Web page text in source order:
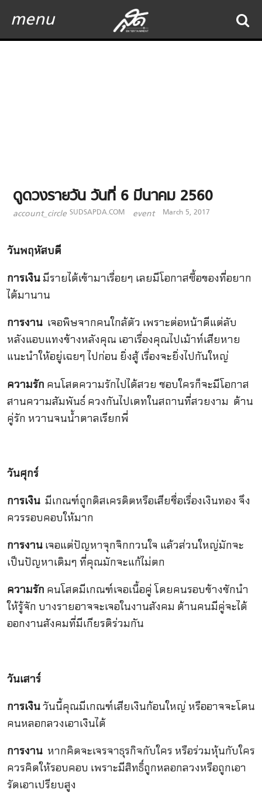
menu
ดูดวงรายวัน วันที่ 6 มีนาคม 2560
account_circle SUDSAPDA.COM event March 5, 2017
วันพฤหัสบดี
การเงินมีรายได้เข้ามาเรื่อยๆ เลยมีโอกาสซื้อของที่อยาก
ได้มานาน
การงานเจอพิษจากคนใกล้ตัว เพราะต่อหน้าดีแต่ลับ
หลังแอบแทงข้างหลังคุณ เอาเรื่องคุณไปเม้าท์เสียหาย
แนะนำให้อยู่เฉยๆ ไปก่อน ยิ่งสู้ เรื่องจะยิ่งไปกันใหญ่
ความรัก คนโสดความรักไปได้สวย ชอบใครก็จะมีโอกาส
สานความสัมพันธ์ ควงกันไปเดทในสถานที่สวยงาม ด้าน
คู่รัก หวานจนน้ำตาลเรียกพี่
วันศุกร์
การเงิน มีเกณฑ์ถูกดิสเครดิตหรือเสียชื่อเรื่องเงินทอง จึง
ควรรอบคอบให้มาก
การงานเจอแต่ปัญหาจุกจิกกวนใจ แล้วส่วนใหญ่มักจะ
เป็นปัญหาเดิมๆ ที่คุณมักจะแก้ไม่ตก
ความรัก คนโสดมีเกณฑ์เจอเนื้อคู่ โดยคนรอบข้างชักนำ
ให้รู้จัก บางรายอาจจะเจอในงานสังคม ด้านคนมีคู่จะได้
ออกงานสังคมที่มีเกียรติร่วมกัน
วันเสาร์
การเงินวันนี้คุณมีเกณฑ์เสียเงินก้อนใหญ่ หรืออาจจะโดน
คนหลอกลวงเอาเงินได้
การงานหากคิดจะเจรจาธุรกิจกับใคร หรือร่วมหุ้นกับใคร
ควรคิดให้รอบคอบ เพราะมีสิทธิ์ถูกหลอกลวงหรือถูกเอา
รัดเอาเปรียบสูง